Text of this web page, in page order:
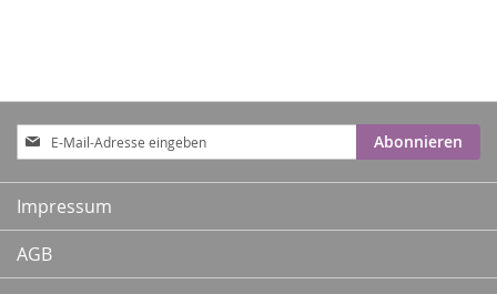
Anmeldung
zum
Newsletter:
Abonnieren
Impressum
AGB